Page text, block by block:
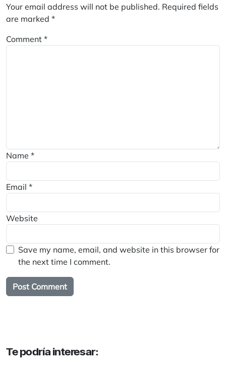
Your email address will not be published. Required fields
are marked *
Comment *
Name *
Email *
Website
Save my name, email, and website in this browser for
the next time I comment.
Te podría interesar: